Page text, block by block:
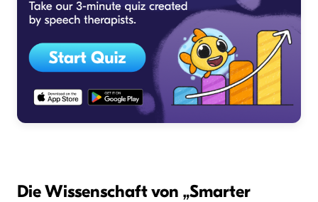
Die Wissenschaft von „Smarter